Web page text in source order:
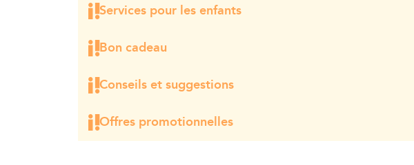
Services pour les enfants
principale.
Bon cadeau
Conseils et suggestions
newsletter trimestrielle destinée aux membres de notre liste de diffusion.
Inscrivez-vous sur notre site Internet.
Offres promotionnelles